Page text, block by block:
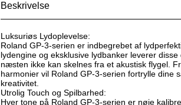
Beskrivelse
Luksuriøs Lydoplevelse:
Roland GP-3-serien er indbegrebet af
lydengine og eksklusive lydbanker leverer
næsten ikke kan skelnes fra et akustisk flygel.
harmonier vil Roland GP-3-serien fortrylle dine
kreativitet.
Utrolig Touch og Spilbarhed:
Hver tone på Roland GP-3-serien er nøje